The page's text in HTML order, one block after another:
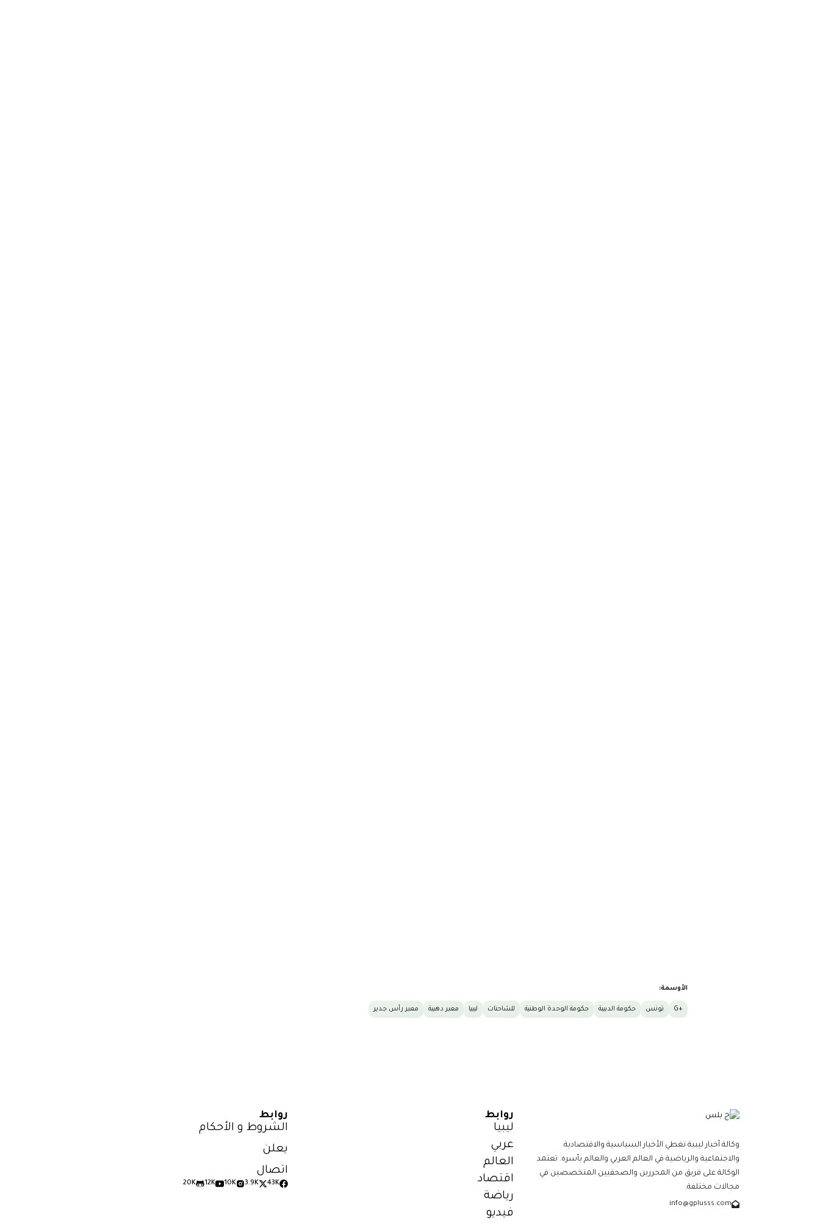
الأوسمة:
+G تونس حكومة الدبيبة حكومة الوحدة الوطنية للشاحنات ليبيا معبر دهيبة معبر رأس جدير
وكالة أخبار ليبية تغطي الأخبار السياسية والاقتصادية
والاجتماعية والرياضية في العالم العربي والعالم بأسره. تعتمد
الوكالة على فريق من المحررين والصحفيين المتخصصين في
مجالات مختلفة.
info@gplusss.com
روابط
ليبيا
عربي
العالم
اقتصاد
رياضة
فيديو
روابط
الشروط و الأحكام
يعلن
اتصال
43K
3.9K
10K
12K
20K